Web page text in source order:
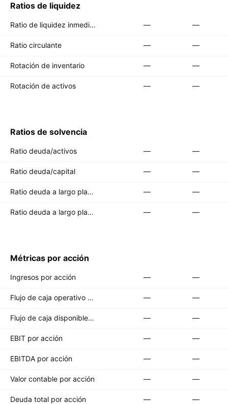
Ratios de liquidez
Ratio de liquidez inmediata (Quick ratio) — —
Ratio circulante — —
Rotación de inventario — —
Rotación de activos — —
Ratios de solvencia
Ratio deuda/activos — —
Ratio deuda/capital — —
Ratio deuda a largo plazo/activos totales — —
Ratio deuda a largo plazo/capital total — —
Métricas por acción
Ingresos por acción — —
Flujo de caja operativo por acción — —
Flujo de caja disponible por acción — —
EBIT por acción — —
EBITDA por acción — —
Valor contable por acción — —
Deuda total por acción — —